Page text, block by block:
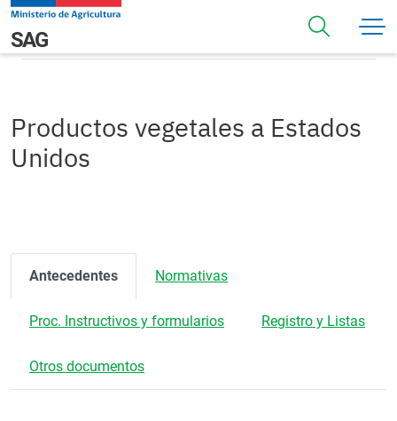
Pasar al contenido principal
Navegación principal
SAGProductos vegetales a Estados Unidos
Productos vegetales a Estados
Unidos
Antecedentes Normativas
Proc. Instructivos y formularios Registro y Listas
Otros documentos